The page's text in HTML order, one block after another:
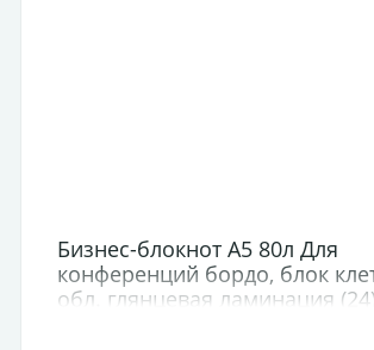
Бизнес-блокнот A5 80л Для
конференций бордо, блок
обл. глянцевая ламинация (24)